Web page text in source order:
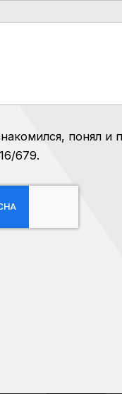
понял и
679.